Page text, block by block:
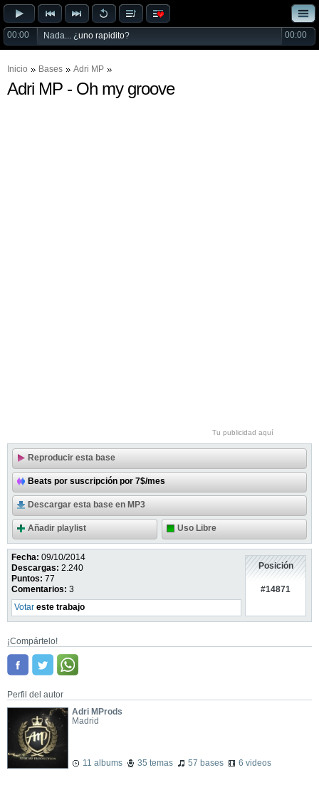
00:00 Nada... ¿uno rapidito? 00:00
Inicio Bases Adri MP
Adri MP - Oh my groove
Tu publicidad aquí
Reproducir esta base
Beats por suscripción por 7$/mes
Descargar esta base en MP3
Añadir playlist Uso Libre
Fecha: 09/10/2014
Descargas: 2.240
Puntos: 77
Comentarios: 3
Votar este trabajo
Posición
#14871
¡Compártelo!
Perfil del autor
Adri MProds
Madrid
11 albums 35 temas 57 bases 6 videos